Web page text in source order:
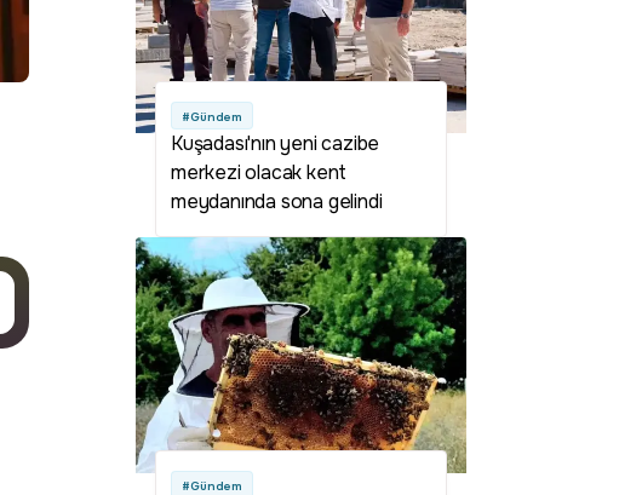
#Gündem
Kuşadası'nın yeni cazibe
merkezi olacak kent
meydanında sona gelindi
#Gündem